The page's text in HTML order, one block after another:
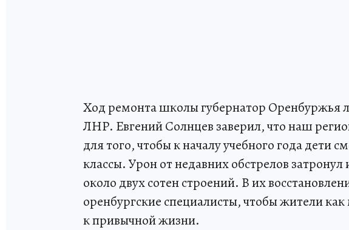
Ход ремонта школы губернатор Оренбуржья
ЛНР. Евгений Солнцев заверил, что наш
для того, чтобы к началу учебного года дети
классы. Урон от недавних обстрелов
около двух сотен строений. В их
оренбургские специалисты, чтобы жители
к привычной жизни.